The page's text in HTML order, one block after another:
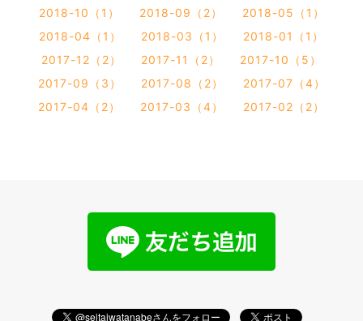
2018-10（1）
2018-09（2）
2018-05（1）
2018-04（1）
2018-03（1）
2018-01（1）
2017-12（2）
2017-11（2）
2017-10（5）
2017-09（3）
2017-08（2）
2017-07（4）
2017-04（2）
2017-03（4） 2017-02（2）